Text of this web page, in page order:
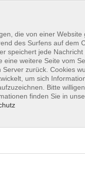
die von einer Website
des Surfens auf dem
speichert jede
eine weitere Seite vom
zurück. Cookies
um sich
Bitte
finden Sie in